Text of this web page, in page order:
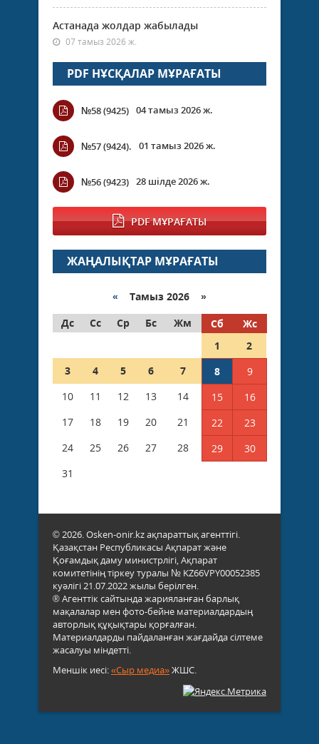
Астанада жолдар жабылады
07 тамыз 2026 ж.
PDF НҰСҚАЛАР МҰРАҒАТЫ
№58 (9425) 04 тамыз 2026 ж.
№57 (9424). 01 тамыз 2026 ж.
№56 (9423) 28 шілде 2026 ж.
PDF МҰРАҒАТЫ
ЖАҢАЛЫҚТАР МҰРАҒАТЫ
« Тамыз 2026 »
Дс
Сс Ср Бс Жм Сб
Жс
1
2
3
4 5 6 7 8
9
10
11 12 13 14 15
16
17
18 19 20 21 22
23
24
25 26 27 28 29
30
31
© 2026. Osken-onir.kz ақпараттық агенттігі.
Қазақстан Республикасы Ақпарат және
Қоғамдық даму министрлігі, Ақпарат
комитетінің тіркеу туралы № KZ66VPY00052385
куәлігі 21.07.2022 жылы берілген.
® Агенттік сайтында жарияланған барлық
мақалалар мен фото-бейне материалдардың
авторлық құқықтары қорғалған.
Материалдарды пайдаланған жағдайда сілтеме
жасалуы міндетті.
Меншік иесі:«Сыр медиа»ЖШС.